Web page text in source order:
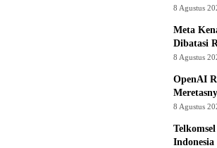
8 Agustus
Meta
Dibatasi
8 Agustus
OpenAI
8 Agustus